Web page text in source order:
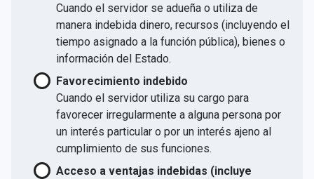
Cuando el servidor se adueña o utiliza de
manera indebida dinero, recursos (incluyendo el
tiempo asignado a la función pública), bienes o
información del Estado.
Favorecimiento indebido
Cuando el servidor utiliza su cargo para
favorecer irregularmente a alguna persona por
un interés particular o por un interés ajeno al
cumplimiento de sus funciones.
Acceso a ventajas indebidas (incluye